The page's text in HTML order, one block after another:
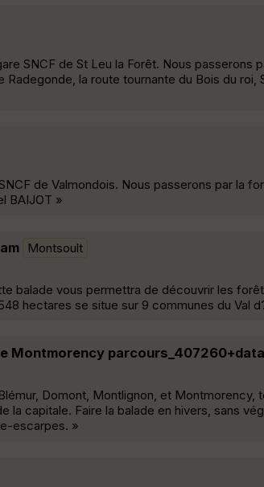
SNCF de St Leu la Forêt. Nous passerons
la route tournante du Bois du roi,
de Valmondois. Nous passerons par la
BAIJOT »
Montsoult
balade vous permettra de découvrir les
hectares se situe sur 9 communes du Val
Montmorency
Domont, Montlignon, et Montmorency,
la capitale. Faire la balade en hivers, sans
escarpes. »